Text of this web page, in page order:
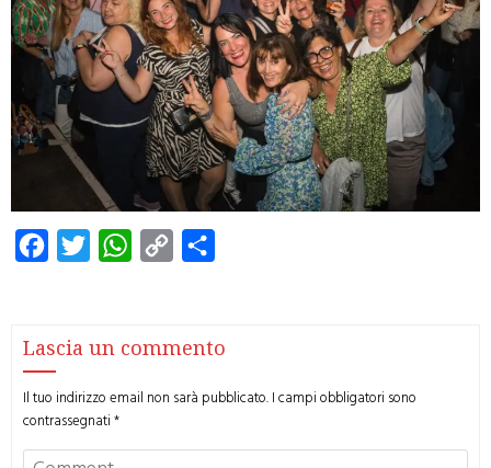
Facebook
Twitter WhatsApp
Copy
Lascia un commento
Il tuo indirizzo email non sarà pubblicato.I campi obbligatori sono
contrassegnati*